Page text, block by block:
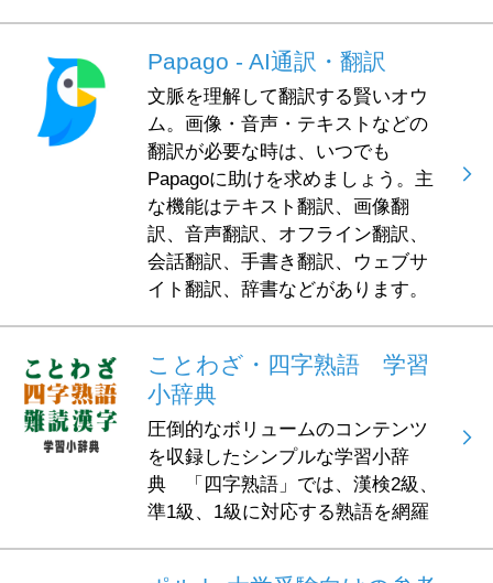
Papago - AI通訳・翻訳
文脈を理解して翻訳する賢いオウ
ム。画像・音声・テキストなどの
翻訳が必要な時は、いつでも
Papagoに助けを求めましょう。主
な機能はテキスト翻訳、画像翻
訳、音声翻訳、オフライン翻訳、
会話翻訳、手書き翻訳、ウェブサ
イト翻訳、辞書などがあります。
ことわざ・四字熟語 学習
小辞典
圧倒的なボリュームのコンテンツ
を収録したシンプルな学習小辞
典 「四字熟語」では、漢検2級、
準1級、1級に対応する熟語を網羅